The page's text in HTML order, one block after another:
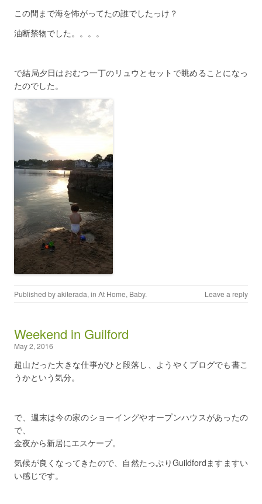
この間まで海を怖がってたの誰でしたっけ？
油断禁物でした。。。。
で結局夕日はおむつ一丁のリュウとセットで眺めることになっ
たのでした。
Published byakiterada, in At Home, Baby. Leave a reply
Weekend in Guilford
May 2, 2016
超山だった大きな仕事がひと段落し、ようやくブログでも書こ
うかという気分。
で、週末は今の家のショーイングやオープンハウスがあったの
で、
金夜から新居にエスケープ。
気候が良くなってきたので、自然たっぷりGuildfordますますい
い感じです。